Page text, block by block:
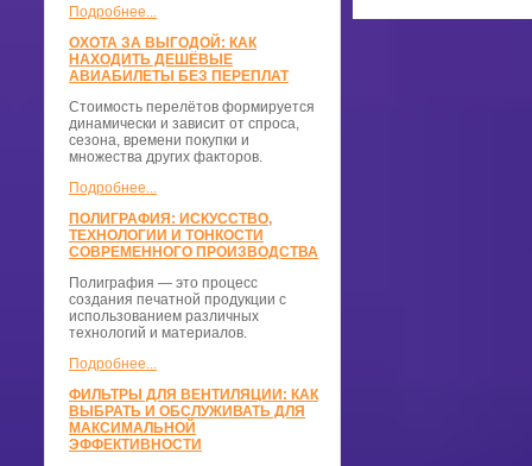
Подробнее...
ОХОТА ЗА ВЫГОДОЙ: КАК
НАХОДИТЬ ДЕШЁВЫЕ
АВИАБИЛЕТЫ БЕЗ ПЕРЕПЛАТ
Стоимость перелётов формируется
динамически и зависит от спроса,
сезона, времени покупки и
множества других факторов.
Подробнее...
ПОЛИГРАФИЯ: ИСКУССТВО,
ТЕХНОЛОГИИ И ТОНКОСТИ
СОВРЕМЕННОГО ПРОИЗВОДСТВА
Полиграфия — это процесс
создания печатной продукции с
использованием различных
технологий и материалов.
Подробнее...
ФИЛЬТРЫ ДЛЯ ВЕНТИЛЯЦИИ: КАК
ВЫБРАТЬ И ОБСЛУЖИВАТЬ ДЛЯ
МАКСИМАЛЬНОЙ
ЭФФЕКТИВНОСТИ